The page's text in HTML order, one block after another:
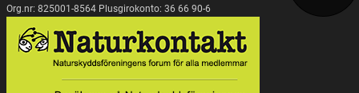
Org.nr: 825001-8564 Plusgirokonto: 36 66 90-6